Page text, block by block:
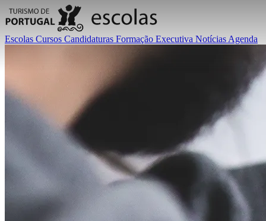
Escolas Cursos Candidaturas Formação Executiva Notícias Agenda